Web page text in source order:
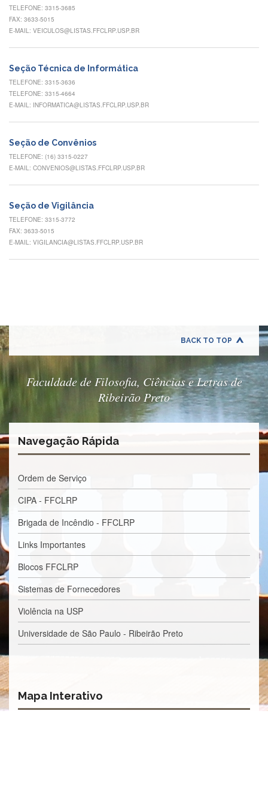
Eventos
de
Inclusão
Pertencimento
Apoio
estudantil
Você
não
Reuniões
Conheça
Formulários
Contato
INTERNACIONALIZAÇÃO
Estudar
Exterior
Editais
Eleições
Concursos
Concursos
Processos
Seletivos
Licitações/Contratações
TELEFONE: 3315-3685
FAX: 3633-5015
E-MAIL: VEICULOS@LISTAS.FFCLRP.USP.BR
Seção Técnica de Informática
TELEFONE: 3315-3636
TELEFONE: 3315-4664
E-MAIL: INFORMATICA@LISTAS.FFCLRP.USP.BR
Seção de Convênios
TELEFONE: (16) 3315-0227
E-MAIL: CONVENIOS@LISTAS.FFCLRP.USP.BR
Seção de Vigilância
TELEFONE: 3315-3772
FAX: 3633-5015
E-MAIL: VIGILANCIA@LISTAS.FFCLRP.USP.BR
BACK TO TOP
Faculdade de Filosofia, Ciências e Letras de
Ribeirão Preto
Navegação Rápida
Ordem de Serviço
CIPA - FFCLRP
Brigada de Incêndio - FFCLRP
Links Importantes
Blocos FFCLRP
Sistemas de Fornecedores
Violência na USP
Universidade de São Paulo - Ribeirão Preto
Mapa Interativo